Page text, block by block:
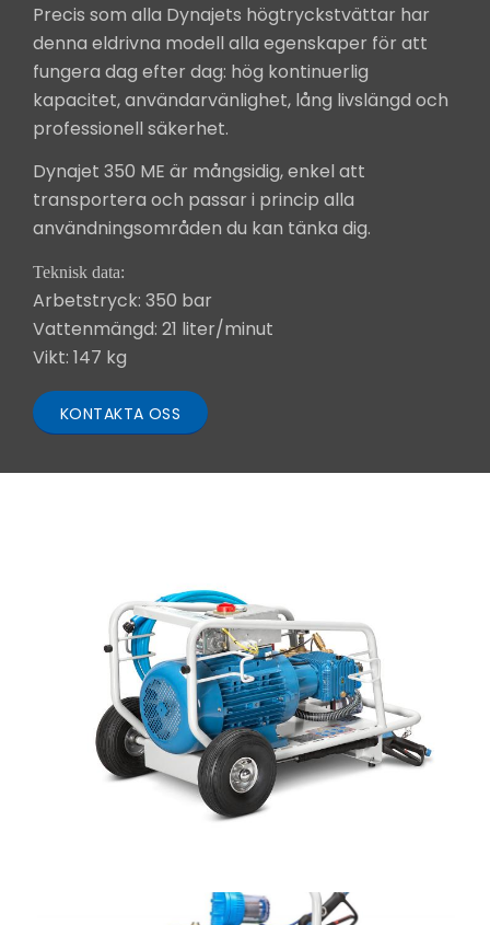
Precis som alla Dynajets högtryckstvättar har
denna eldrivna modell alla egenskaper för att
fungera dag efter dag: hög kontinuerlig
kapacitet, användarvänlighet, lång livslängd och
professionell säkerhet.
Dynajet 350 ME är mångsidig, enkel att
transportera och passar i princip alla
användningsområden du kan tänka dig.
Teknisk data:
Arbetstryck: 350 bar
Vattenmängd: 21 liter/minut
Vikt: 147 kg
KONTAKTA OSS